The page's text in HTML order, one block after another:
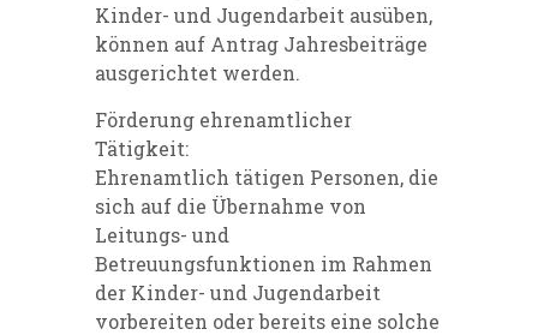
Kinder- und Jugendarbeit ausüben,
können auf Antrag Jahresbeiträge
ausgerichtet werden.
Förderung ehrenamtlicher
Tätigkeit:
Ehrenamtlich tätigen Personen, die
sich auf die Übernahme von
Leitungs- und
Betreuungsfunktionen im Rahmen
der Kinder- und Jugendarbeit
vorbereiten oder bereits eine solche